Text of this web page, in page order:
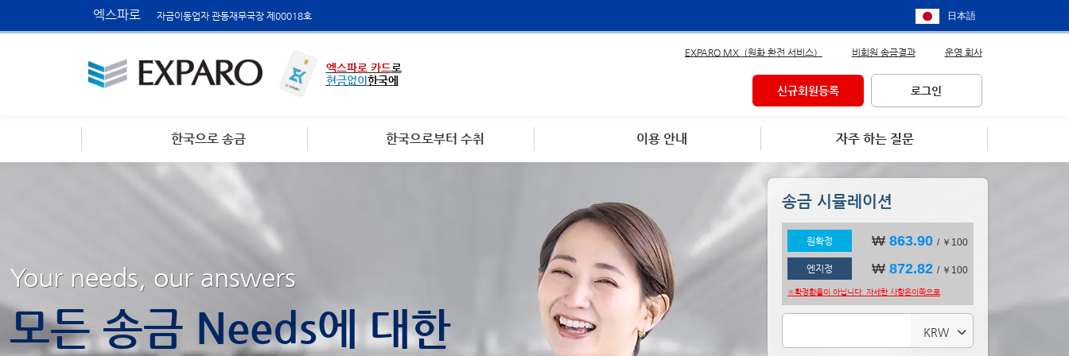
엑스파로 자금이동업자 관동재무국장 제00018호 日本語
엑스파로 카드 로
현금없이 한국에
EXPARO MX（원화 환전 서비스） 비회원 송금결과 운영 회사
신규회원등록 로그인
한국으로 송금 한국으로부터 수취 이용 안내 자주 하는 질문
Your needs, our answers
모든 송금 Needs에 대한
송금 시뮬레이션
원확정 ₩ 863.90 / ￥100
엔지정 ₩ 872.82 / ￥100
※확정환율이 아닙니다. 자세한 사항은이쪽으로
KRW